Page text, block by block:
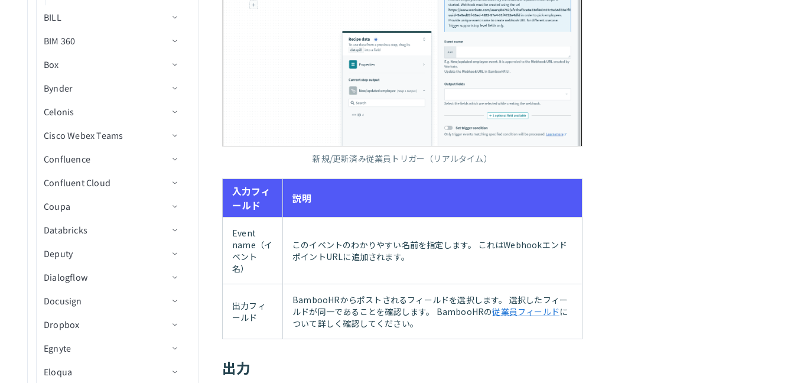
Stripe Billing Operations
Trello
WordPress Content Operations
Workday End User
X Social Listening and Research
YouTube Creator
Zendesk Knowledge Base
Zendesk Ticket Management
Zoom Meetings
ZoomInfo B2B Intelligence
(バッチ)
プロジェクトを検索（バッ
チ）
タグを検索（バッチ）
タスクを検索（バッチ）
タスクを更新
休暇申請を作成/更新
従業員を更新
従業員のテーブルレコード
一覧表示
休暇リクエストを一覧表示
従業員のテーブルレコード
を取得
カスタム従業員レポートを
作成
取得
BILL
コネクション設定
トリガー
新規レコード
新規/更新済みレコード
アクション
レコードを検索（バッチ）
請求書に明細を追加
レコードの作成
レコードの削除
支払いデータを取得
IDによるレコード詳細の取
BIM 360
コネクション設定
トリガー
プロジェクトフォルダ内の
メント
フォルダおよびサブフォル
ダ内の新規または更新済み
プロジェクト内の新規また
は更新済み課題（V2）
プロジェクト内の新規また
アクション
プロジェクトで課題を作成
トを作成
プロジェクト内のコストド
キュメントをダウンロード
プロジェクト内のドキュメ
ントをダウンロード
プロジェクト内の図面エク
スポートをダウンロード
プロジェクト内の図面をエ
ントを取得
Box
コネクション設定
トリガー
フォルダ内の新規/更新済み
イル（バッチ）
フォルダ内の新規/更新済み
CSVファイル（バッチ）
CSVファイル内の新規行
フォルダ内の新規/更新済み
フォルダ
フォルダ内の新規イベント
（リアルタイム）
フォルダ内の新規/更新済み
アクション
ファイルにコメントを追加
署名リクエストをキャンセ
コピー
コラボレーションを作成
ファイルメタデータを作成
ファイル共有リンクを作成
フォルダを作成
フォルダ共有リンクを作成
署名リクエストを作成
Bynder
コネクション設定
トリガー
新規アセット
新規/更新済みアセット
アクション
レコードの検索
IDによるレコード詳細の取
Celonis
コネクション設定
Cisco Webex Teams
コネクション設定
トリガー
新規メッセージ
新規ボタン送信
アクション
ルームにユーザーを追加
ルームを作成
添付ファイル詳細を取得
メッセージ詳細を取得
人物詳細を取得
ルーム詳細を取得
投稿メッセージ
Confluence
コネクション設定
アクション
ページを作成
タスクを作成
ページを検索
Confluent Cloud
コネクション設定
トリガー
新規メッセージ
新規メッセージ（バッチ）
アクション
メッセージを公開
Coupa
コネクション設定
トリガー
オブジェクトトリガー
アクション
オブジェクトアクション
発注書アクション
サプライヤーアクション
統合アクション
Databricks
コネクション設定
トリガー
新規行（バッチ）
カスタムSQL経由の新規行
新済み行（バッチ）
アクション
行を削除（batch）
クエリ結果をエクスポート
行を挿入
Deputy
コネクション設定
トリガー
新規従業員
新規休暇
新規タイムシート
アクション
従業員を作成
リソースを作成
Dialogflow
コネクション設定
Docusign
コネクション設定
トリガー
新規ドキュメントイベント
アクション
Dropbox
コネクション設定
トリガー
Egnyte
コネクション設定
Eloqua
新規/更新済み従業員トリガー（リアルタイム）
入力フィ
ールド
説明
Event
name（イ
ベント
名）
このイベントのわかりやすい名前を指定します。 これはWebhookエンド
ポイントURLに追加されます。
出力フィ
ールド
BambooHRからポストされるフィールドを選択します。 選択したフィー
ルドが同一であることを確認します。 BambooHRの従業員フィールドに
ついて詳しく確認してください。
出力